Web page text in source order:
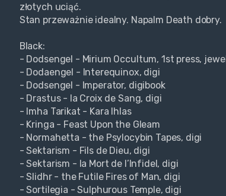
złotych uciąć.
Stan przeważnie idealny. Napalm Death dobry.
Black:
- Dodsengel - Mirium Occultum, 1st press,
- Dodaengel - Interequinox, digi
- Dodsengel - Imperator, digibook
- Drastus - la Croix de Sang, digi
- Imha Tarikat - Kara Ihlas
- Kringa - Feast Upon the Gleam
- Normahetta - the Psylocybin Tapes, digi
- Sektarism - Fils de Dieu, digi
- Sektarism - la Mort de l’Infidel, digi
- Slidhr - the Futile Fires of Man, digi
- Sortilegia - Sulphurous Temple, digi